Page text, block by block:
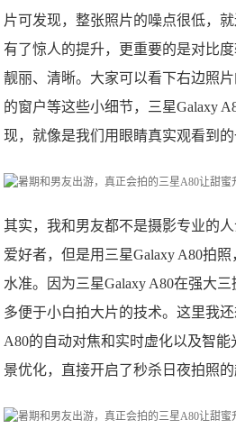
片可发现，整张照片的噪点很低，
有了惊人的提升，更重要的是对比
靓丽、清晰。大家可以看下右边照
的窗户等这些小细节，三星Galaxy
现，就像是我们用眼睛真实观看到的
其实，我和男友都不是摄影专业的
爱好者，但是用三星Galaxy A80拍
水准。因为三星Galaxy A80在强大
多便于小白拍大片的技术。这里我
A80的自动对焦和实时虚化以及智
景优化，直接开启了秒杀日夜拍照的